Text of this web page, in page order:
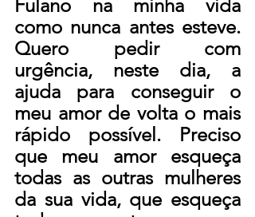
Fulano na minha vida
como nunca antes esteve.
Quero pedir com
urgência, neste dia, a
ajuda para conseguir o
meu amor de volta o mais
rápido possível. Preciso
que meu amor esqueça
todas as outras mulheres
da sua vida, que esqueça